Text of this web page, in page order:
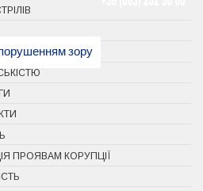
зору
ПРОЯВАМ КОРУПЦІЇ